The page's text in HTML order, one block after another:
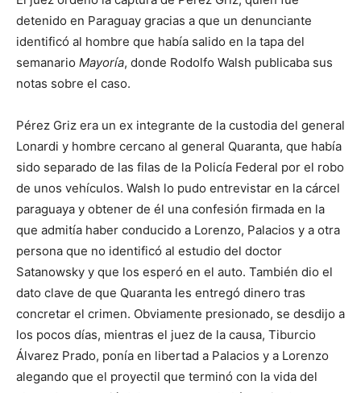
detenido en Paraguay gracias a que un denunciante
identificó al hombre que había salido en la tapa del
semanario Mayoría, donde Rodolfo Walsh publicaba sus
notas sobre el caso.
Pérez Griz era un ex integrante de la custodia del general
Lonardi y hombre cercano al general Quaranta, que había
sido separado de las filas de la Policía Federal por el robo
de unos vehículos. Walsh lo pudo entrevistar en la cárcel
paraguaya y obtener de él una confesión firmada en la
que admitía haber conducido a Lorenzo, Palacios y a otra
persona que no identificó al estudio del doctor
Satanowsky y que los esperó en el auto. También dio el
dato clave de que Quaranta les entregó dinero tras
concretar el crimen. Obviamente presionado, se desdijo a
los pocos días, mientras el juez de la causa, Tiburcio
Álvarez Prado, ponía en libertad a Palacios y a Lorenzo
alegando que el proyectil que terminó con la vida del